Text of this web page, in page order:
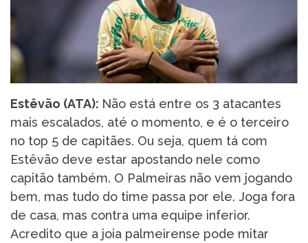
Estêvão (ATA): Não está entre os 3 atacantes
mais escalados, até o momento, e é o terceiro
no top 5 de capitães. Ou seja, quem tá com
Estêvão deve estar apostando nele como
capitão também. O Palmeiras não vem jogando
bem, mas tudo do time passa por ele. Joga fora
de casa, mas contra uma equipe inferior.
Acredito que a joia palmeirense pode mitar